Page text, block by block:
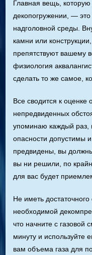
Главная вещь,
декопогружении, —
надголовной среды.
камни или
препятствуют вашему
физиология
сделать то же самое,
Все сводится к
непредвиденных
упоминаю каждый раз,
опасности допустимы
предвидены, вы
вы ни решили, по
для вас будет
Не иметь
необходимой
что начните с газовой
минуту и используйте
вам объема газа для